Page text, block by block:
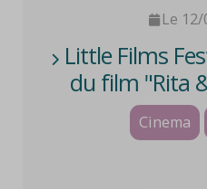
Le
Little Films
du film "Rita
Cinema